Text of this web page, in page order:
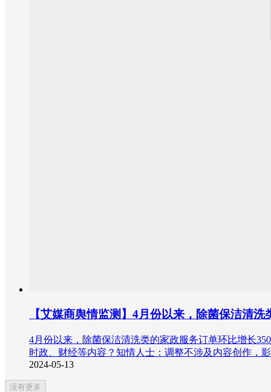
【艾媒商舆情监测】4月份以来，除菌保洁清
4月份以来，除菌保洁清洗类的家政服务订单环比增长
时政、财经等内容？知情人士：调整不涉及内容创作，
2024-05-13
没有更多